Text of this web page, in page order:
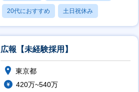
20代におすすめ 土日祝休み
休日120日以上
広報【未経験採用】
東京都
420万~540万